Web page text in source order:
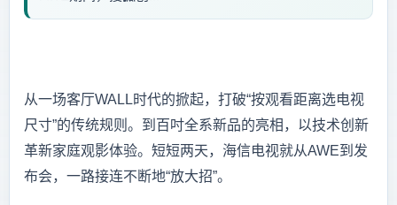
从一场客厅WALL时代的掀起，打破“按观看距离选电视
尺寸”的传统规则。到百吋全系新品的亮相，以技术创新
革新家庭观影体验。短短两天，海信电视就从AWE到发
布会，一路接连不断地“放大招”。